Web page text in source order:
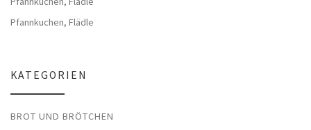
Pfannkuchen, Flädle
KATEGORIEN
BROT UND BRÖTCHEN